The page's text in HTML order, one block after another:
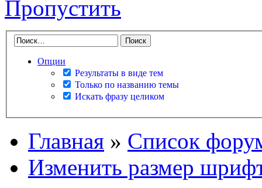
Пропустить
Опции
Результаты в виде тем
Только по названию темы
Искать фразу целиком
Главная » Список
Изменить размер